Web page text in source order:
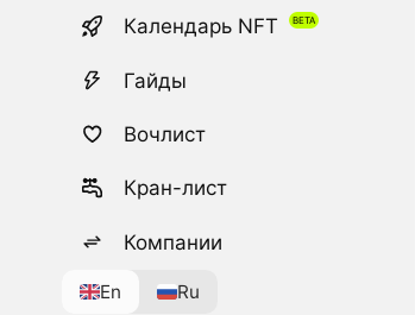
Календарь NFT
Гайды
Вочлист
Кран-лист
Компании
En Ru